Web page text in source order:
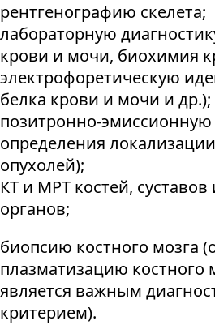
рентгенографию скелета;
лабораторную
крови и мочи, биохимия
электрофоретическую
белка крови и мочи и др.);
позитронно-
определения
опухолей);
КТ и МРТ костей,
органов;
биопсию костного мозга
плазматизацию костного
является важным
критерием).